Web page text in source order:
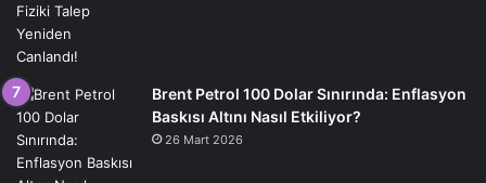
Brent Petrol 100 Dolar Sınırında: Enflasyon
Baskısı Altını Nasıl Etkiliyor?
26 Mart 2026